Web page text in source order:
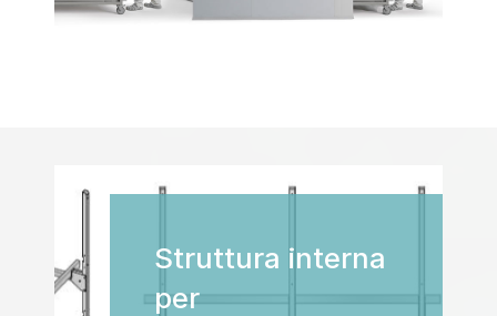
Struttura interna
per